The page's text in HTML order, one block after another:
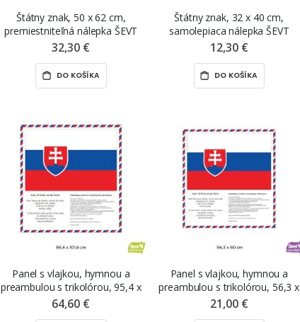
Štátny znak, 50 x 62 cm,
premiestniteľná nálepka ŠEVT
NANO print
32,30 €
DO KOŠÍKA
Štátny znak, 32 x 40 cm,
samolepiaca nálepka ŠEVT
samolepka
12,30 €
DO KOŠÍKA
Panel s vlajkou, hymnou a
preambulou s trikolórou, 95,4 x
101,6 cm, premiestniteľná
nálepka ŠEVT NANO print
64,60 €
Panel s vlajkou, hymnou a
preambulou s trikolórou, 56,3 x
60 cm, samolepiaca nálepka
ŠEVT samolepka
21,00 €